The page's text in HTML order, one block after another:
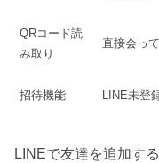
QRコード読
み取り
直接会っ
招待機能 LINE未登
LINEで友達を追加す